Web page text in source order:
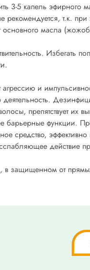
3-5 капель эфирного
рекомендуется, т.к.
основного масла
Избегать
и
деятельность.
препятствует
функции.
средство,
действие
в защищенном от